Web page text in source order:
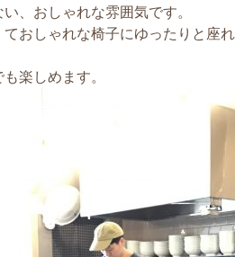
、おしゃれな雰囲気です。
おしゃれな椅子にゆったりと座れ
楽しめます。